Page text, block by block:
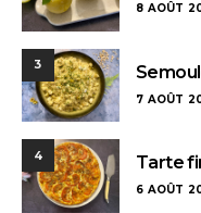
8 AOÛT
3
7 AOÛT
4 Tarte
6 AOÛT